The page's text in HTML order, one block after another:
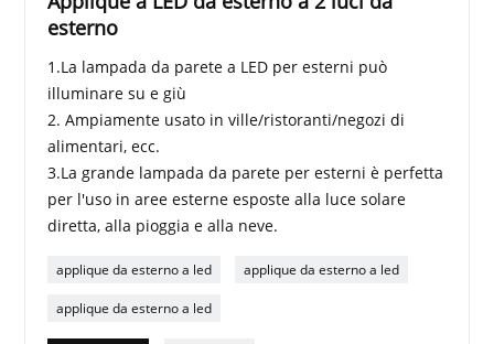
esterno
1.La lampada da parete a LED per esterni può
illuminare su e giù
2. Ampiamente usato in ville/ristoranti/negozi di
alimentari, ecc.
3.La grande lampada da parete per esterni è perfetta
per l'uso in aree esterne esposte alla luce solare
diretta, alla pioggia e alla neve.
applique da esterno a led applique da esterno a led
applique da esterno a led